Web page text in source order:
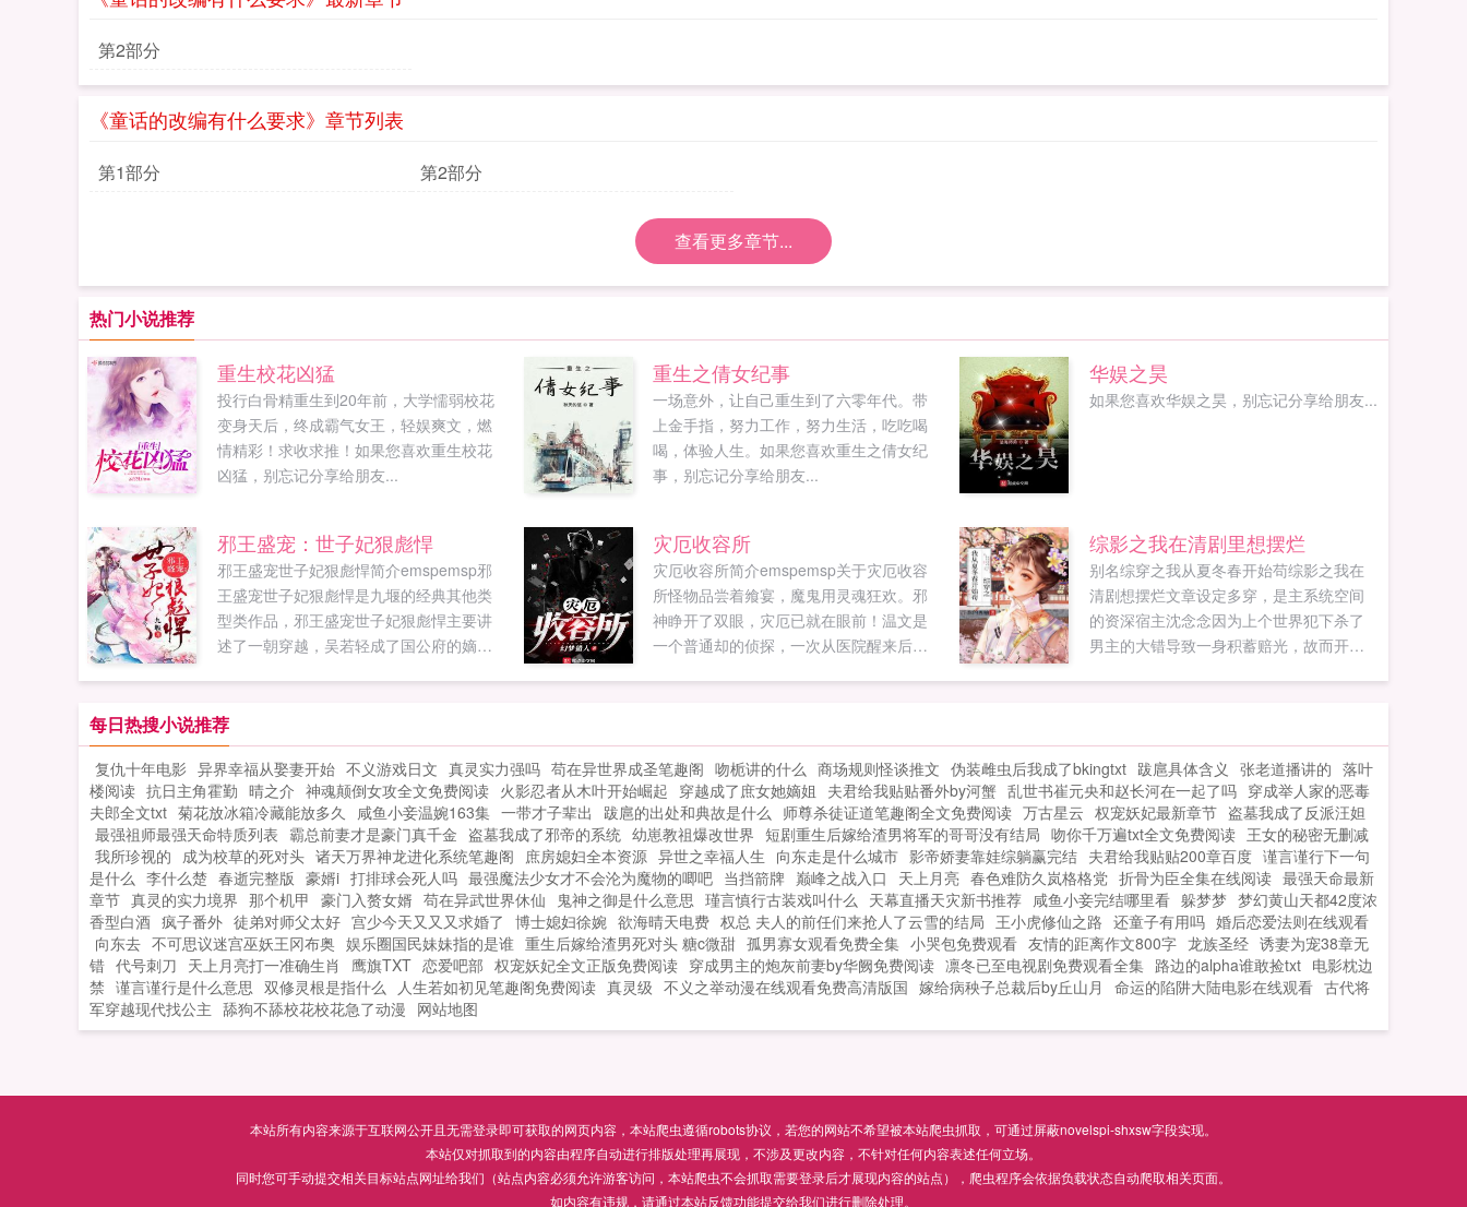
第2部分
《童话的改编有什么要求》章节列表
第1部分 第2部分
查看更多章节...
热门小说推荐
重生校花凶猛
投行白骨精重生到20年前，大学懦弱校花
变身天后，终成霸气女王，轻娱爽文，燃
情精彩！求收求推！如果您喜欢重生校花
凶猛，别忘记分享给朋友...
重生之倩女纪事
一场意外，让自己重生到了六零年代。带
上金手指，努力工作，努力生活，吃吃喝
喝，体验人生。如果您喜欢重生之倩女纪
事，别忘记分享给朋友...
华娱之昊
如果您喜欢华娱之昊，别忘记分享给朋友...
邪王盛宠：世子妃狠彪悍
邪王盛宠世子妃狠彪悍简介emspemsp邪
王盛宠世子妃狠彪悍是九堰的经典其他类
型类作品，邪王盛宠世子妃狠彪悍主要讲
述了一朝穿越，吴若轻成了国公府的嫡长
提...
灾厄收容所
灾厄收容所简介emspemsp关于灾厄收容
所怪物品尝着飨宴，魔鬼用灵魂狂欢。邪
神睁开了双眼，灾厄已就在眼前！温文是
一个普通却的侦探，一次从医院醒来后，
力，温文踏上了抓捕怪物的旅途，也进入
了诡谲的‘真实世界’PS灵感来自于克苏鲁神
话和SCP基金会，但不会照搬，希望大家
喜欢...
综影之我在清剧里想摆烂
别名综穿之我从夏冬春开始苟综影之我在
清剧想摆烂文章设定多穿，是主系统空间
的资深宿主沈念念因为上个世界犯下杀了
男主的大错导致一身积蓄赔光，故而开始
分。女主人设（世界里）长得好看，有些
小娇蛮，爱撒娇卖萌...
每日热搜小说推荐
复仇十年电影 异界幸福从娶妻开始 不义游戏日文 真灵实力强吗 苟在异世界成圣笔趣阁 吻栀讲的什么 商场规则怪谈推文 伪装雌虫后我成了bkingtxt 跋扈具体含义 张老道播讲的 落叶
楼阅读 抗日主角霍勤 晴之介 神魂颠倒女攻全文免费阅读 火影忍者从木叶开始崛起 穿越成了庶女她嫡姐 夫君给我贴贴番外by河蟹 乱世书崔元央和赵长河在一起了吗 穿成举人家的恶毒
夫郎全文txt 菊花放冰箱冷藏能放多久 咸鱼小妾温婉163集 一带才子辈出 跋扈的出处和典故是什么 师尊杀徒证道笔趣阁全文免费阅读 万古星云 权宠妖妃最新章节 盗墓我成了反派汪妲
最强祖师最强天命特质列表 霸总前妻才是豪门真千金 盗墓我成了邪帝的系统 幼崽教祖爆改世界 短剧重生后嫁给渣男将军的哥哥没有结局 吻你千万遍txt全文免费阅读 王女的秘密无删减
我所珍视的 成为校草的死对头 诸天万界神龙进化系统笔趣阁 庶房媳妇全本资源 异世之幸福人生 向东走是什么城市 影帝娇妻靠娃综躺赢完结 夫君给我贴贴200章百度 谨言谨行下一句
是什么 李什么楚 春逝完整版 豪婿i 打排球会死人吗 最强魔法少女才不会沦为魔物的唧吧 当挡箭牌 巅峰之战入口 天上月亮 春色难防久岚格格党 折骨为臣全集在线阅读 最强天命最新
章节 真灵的实力境界 那个机甲 豪门入赘女婿 苟在异武世界休仙 鬼神之御是什么意思 瑾言慎行古装戏叫什么 天幕直播天灾新书推荐 咸鱼小妾完结哪里看 躲梦梦 梦幻黄山天都42度浓
香型白酒 疯子番外 徒弟对师父太好 宫少今天又又又求婚了 博士媳妇徐婉 欲海晴天电费 权总 夫人的前任们来抢人了云雪的结局 王小虎修仙之路 还童子有用吗 婚后恋爱法则在线观看
向东去 不可思议迷宫巫妖王冈布奥 娱乐圈国民妹妹指的是谁 重生后嫁给渣男死对头 糖c微甜 孤男寡女观看免费全集 小哭包免费观看 友情的距离作文800字 龙族圣经 诱妻为宠38章无
错 代号刺刀 天上月亮打一准确生肖 鹰旗TXT 恋爱吧部 权宠妖妃全文正版免费阅读 穿成男主的炮灰前妻by华阙免费阅读 凛冬已至电视剧免费观看全集 路边的alpha谁敢捡txt 电影枕边
禁 谨言谨行是什么意思 双修灵根是指什么 人生若如初见笔趣阁免费阅读 真灵级 不义之举动漫在线观看免费高清版国 嫁给病秧子总裁后by丘山月 命运的陷阱大陆电影在线观看 古代将
军穿越现代找公主 舔狗不舔校花校花急了动漫 网站地图
本站所有内容来源于互联网公开且无需登录即可获取的网页内容，本站爬虫遵循robots协议，若您的网站不希望被本站爬虫抓取，可通过屏蔽novelspi-shxsw字段实现。
本站仅对抓取到的内容由程序自动进行排版处理再展现，不涉及更改内容，不针对任何内容表述任何立场。
同时您可手动提交相关目标站点网址给我们（站点内容必须允许游客访问，本站爬虫不会抓取需要登录后才展现内容的站点），爬虫程序会依据负载状态自动爬取相关页面。
如内容有违规，请通过本站反馈功能提交给我们进行删除处理。